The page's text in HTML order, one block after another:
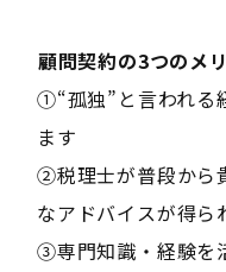
――顧問契約の3つのメリ
①“孤独”と言われる
ます
②税理士が普段から
なアドバイスが得ら
③専門知識・経験を